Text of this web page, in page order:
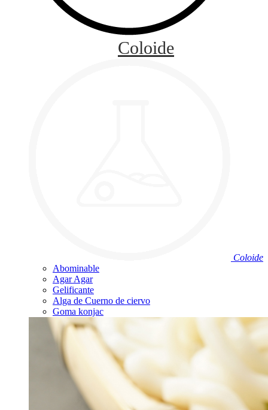
Coloide
Coloide
Abominable
Agar Agar
Gelificante
Alga de Cuerno de ciervo
Goma konjac